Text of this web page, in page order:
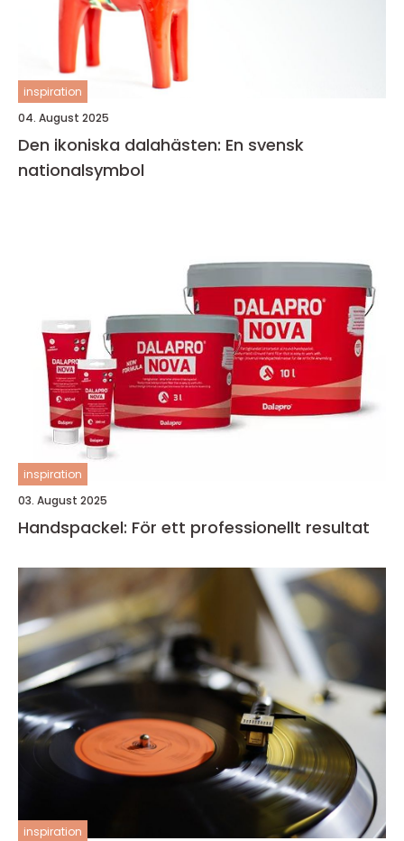
inspiration
04. August 2025
Den ikoniska dalahästen: En svensk
nationalsymbol
inspiration
03. August 2025
Handspackel: För ett professionellt resultat
inspiration